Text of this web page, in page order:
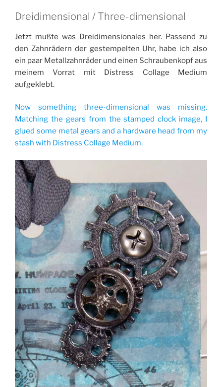
Dreidimensional / Three-dimensional
Jetzt mußte was Dreidimensionales her. Passend zu
den Zahnrädern der gestempelten Uhr, habe ich also
ein paar Metallzahnräder und einen Schraubenkopf aus
meinem Vorrat mit Distress Collage Medium
aufgeklebt.
Now something three-dimensional was missing.
Matching the gears from the stamped clock image, I
glued some metal gears and a hardware head from my
stash with Distress Collage Medium.